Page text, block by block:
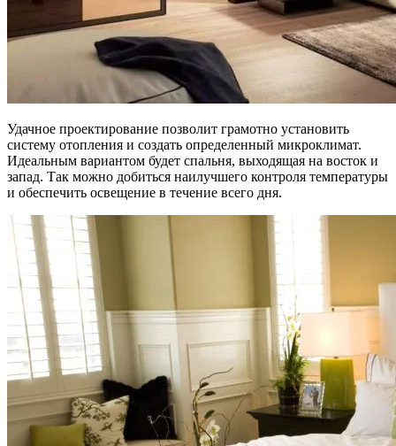
Удачное проектирование позволит грамотно установить
систему отопления и создать определенный микроклимат.
Идеальным вариантом будет спальня, выходящая на восток и
запад. Так можно добиться наилучшего контроля температуры
и обеспечить освещение в течение всего дня.